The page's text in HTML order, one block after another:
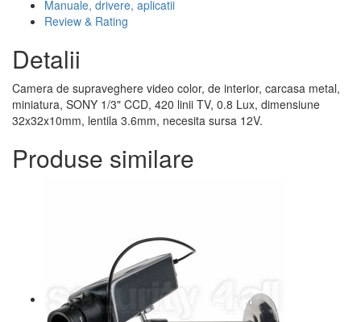
Manuale, drivere, aplicatii
Review & Rating
Detalii
Camera de supraveghere video color, de interior, carcasa metal,
miniatura, SONY 1/3" CCD, 420 linii TV, 0.8 Lux, dimensiune
32x32x10mm, lentila 3.6mm, necesita sursa 12V.
Produse similare